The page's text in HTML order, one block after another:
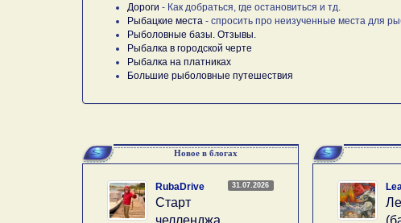
Дороги - Как добраться, где остановиться и тд.
Рыбацкие места - спросить про неизученные места для
Рыболовные базы. Отзывы.
Рыбалка в городской черте
Рыбалка на платниках
Большие рыболовные путешествия
Новое в блогах
31.07.2026
RubaDrive
Старт
челленджа….